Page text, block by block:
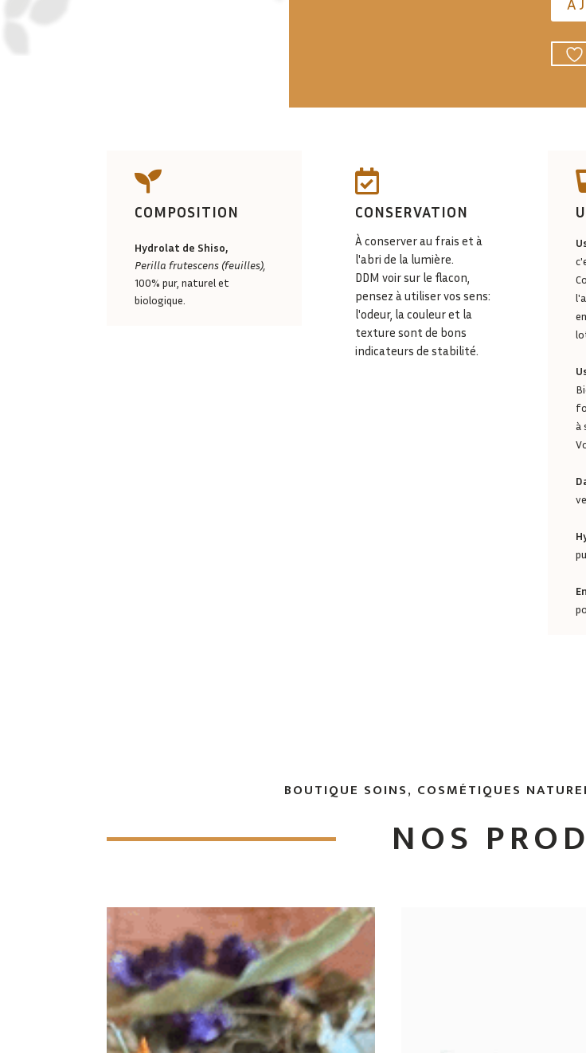

COMPOSITION
Hydrolat de Shiso,
Perilla frutescens (feuilles),
100% pur, naturel et
biologique.

CONSERVATION
À conserver au frais et à
l'abri de la lumière.
DDM voir sur le flacon,
pensez à utiliser vos sens:
l'odeur, la couleur et la
texture sont de bons
indicateurs de stabilité.
à
BOUTIQUE SOINS, COSMÉTIQUES
NOS